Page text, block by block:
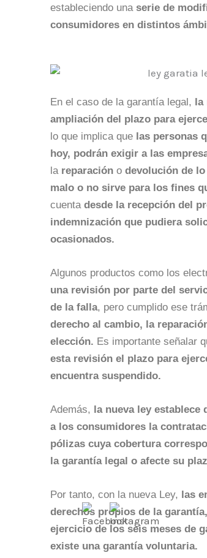
estableciendo una serie de
consumidores en distintos
En el caso de la garantía legal, la
ampliación del plazo para
lo que implica que las personas
hoy, podrán exigir a las
la reparación o devolución de
malo o no sirve para los fines
cuenta desde la recepción del
indemnización que pudiera
ocasionados.
Algunos productos como los
una revisión por parte del
de la falla, pero cumplido ese
derecho al cambio, la
elección. Es importante señalar
esta revisión el plazo para
encuentra suspendido.
Además, la nueva ley establece
a los consumidores la
pólizas cuya cobertura
la garantía legal o afecte su
Por tanto, con la nueva Ley, las
derechos propios de la
ejercicio de los seis meses de
existe una garantía voluntaria.